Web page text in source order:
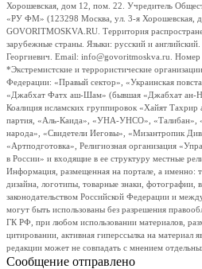
Хорошевская, дом 12, пом. 22. Учредитель
«РУ ФМ» (123298 Москва, ул. 3-я Хорошевская,
GOVORITMOSKVA.RU. Территория
зарубежные страны. Языки: русский и
Георгиевич. Email: info@govoritmoskva.ru.
*Экстремистские и террористические
Федерации: «Правый сектор», «Украинская
«Джабхат Фатх аш-Шам» (бывшая «Джабхат ан-
Коалиция исламских группировок «Хайят
партия, «Аль-Каида», «УНА-УНСО», «Талибан»,
народа», «Свидетели Иеговы», «Мизантропик
«Артподготовка», Религиозная организация
в России» и входящие в ее структуру местные
Информация, размещенная на портале, а именно:
дизайна, логотипы, товарные знаки, фотографии,
законодательством Российской Федерации и
могут быть использованы без разрешения
ГК РФ, при любом использовании материалов,
цитировании, активная гиперссылка на материал
редакции может не совпадать с мнением
Сообщение отправлено